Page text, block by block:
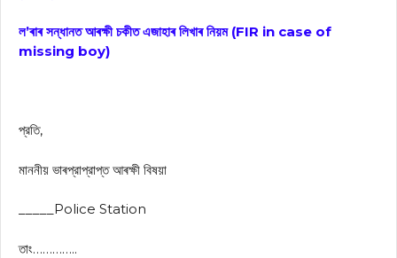
ল’ৰাৰ সন্ধানত আৰক্ষী চকীত এজাহাৰ লিখাৰ নিয়ম (FIR in case of
missing boy)
প্রতি,
মাননীয় ভাৰপ্রাপ্রাপ্ত আৰক্ষী বিষয়া
_____Police Station
তাং…………..